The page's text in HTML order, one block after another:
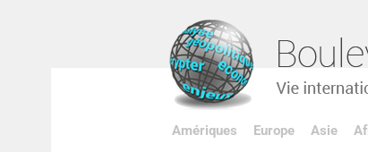
Amériques Europe Asie